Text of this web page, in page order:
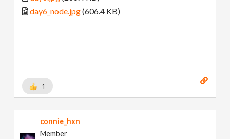
day6_node.jpg(606.4 KB)
1
connie_hxn
Member